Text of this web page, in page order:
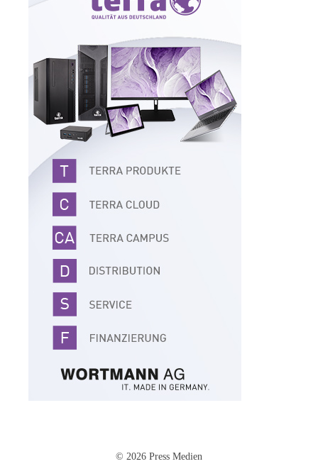
© 2026 Press Medien